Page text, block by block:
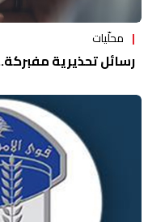
محلّيات
رسائل تحذيرية